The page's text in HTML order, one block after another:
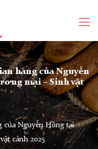
hàng của Nguyễn
mại – Sinh vật
của Nguyễn Hồng tại
cảnh 2025